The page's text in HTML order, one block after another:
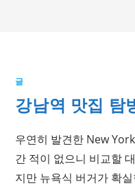
글
강남역 맛집 탐
우연히 발견한 New
간 적이 없으니 비교할
지만 뉴욕식 버거가 확